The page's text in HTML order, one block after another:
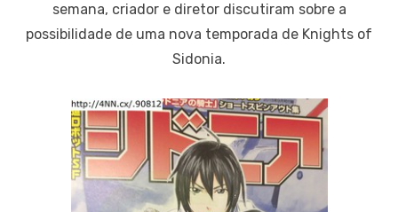
semana, criador e diretor discutiram sobre a
possibilidade de uma nova temporada de Knights of
Sidonia.